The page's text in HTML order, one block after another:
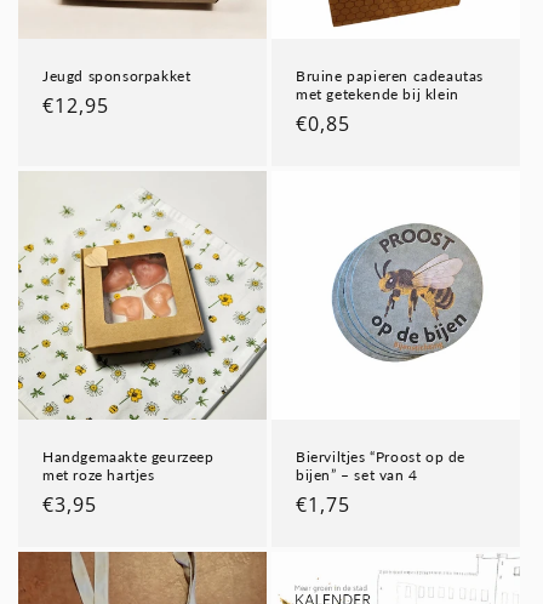
Jeugd sponsorpakket
Normale
€12,95
Bruine papieren cadeautas
met getekende bij klein
Normale
€0,85
Handgemaakte geurzeep
met roze hartjes
Normale
€3,95
Bierviltjes “Proost op de
bijen” – set van 4
Normale
€1,75